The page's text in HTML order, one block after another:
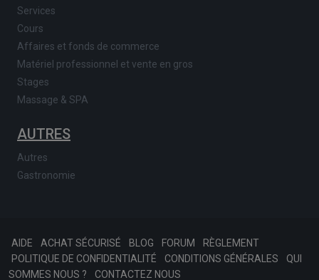
Services
Cours
Affaires et fonds de commerce
Matériel professionnel et vente en gros
Stages
Massage & SPA
AUTRES
Autres
Gastronomie
AIDE ACHAT SÉCURISÉ BLOG FORUM
RÈGLEMENT
POLITIQUE DE CONFIDENTIALITÉ
CONDITIONS GÉNÉRALES
QUI
SOMMES NOUS ?
CONTACTEZ NOUS